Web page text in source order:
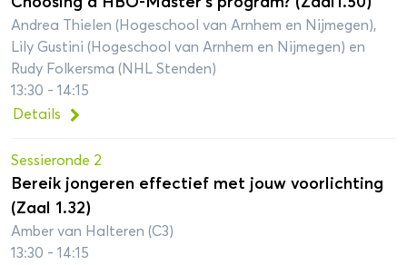
Andrea Thielen (Hogeschool van Arnhem en Nijmegen),
Lily Gustini (Hogeschool van Arnhem en Nijmegen) en
Rudy Folkersma (NHL Stenden)
13:30 - 14:15
Details
Sessieronde 2
Bereik jongeren effectief met jouw voorlichting
(Zaal 1.32)
Amber van Halteren (C3)
13:30 - 14:15